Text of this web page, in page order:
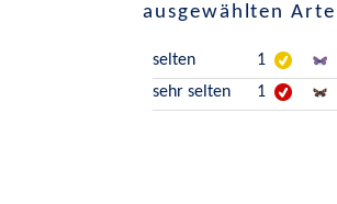
ausgewählten
selten
1
sehr selten
1